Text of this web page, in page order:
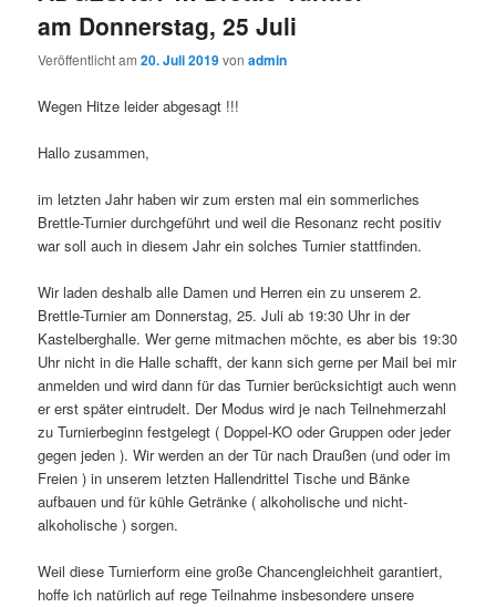
am Donnerstag, 25 Juli
Veröffentlicht am20. Juli 2019vonadmin
Wegen Hitze leider abgesagt !!!
Hallo zusammen,
im letzten Jahr haben wir zum ersten mal ein sommerliches
Brettle-Turnier durchgeführt und weil die Resonanz recht positiv
war soll auch in diesem Jahr ein solches Turnier stattfinden.
Wir laden deshalb alle Damen und Herren ein zu unserem 2.
Brettle-Turnier am Donnerstag, 25. Juli ab 19:30 Uhr in der
Kastelberghalle. Wer gerne mitmachen möchte, es aber bis 19:30
Uhr nicht in die Halle schafft, der kann sich gerne per Mail bei mir
anmelden und wird dann für das Turnier berücksichtigt auch wenn
er erst später eintrudelt. Der Modus wird je nach Teilnehmerzahl
zu Turnierbeginn festgelegt ( Doppel-KO oder Gruppen oder jeder
gegen jeden ). Wir werden an der Tür nach Draußen (und oder im
Freien ) in unserem letzten Hallendrittel Tische und Bänke
aufbauen und für kühle Getränke ( alkoholische und nicht-
alkoholische ) sorgen.
Weil diese Turnierform eine große Chancengleichheit garantiert,
hoffe ich natürlich auf rege Teilnahme insbesondere unsere